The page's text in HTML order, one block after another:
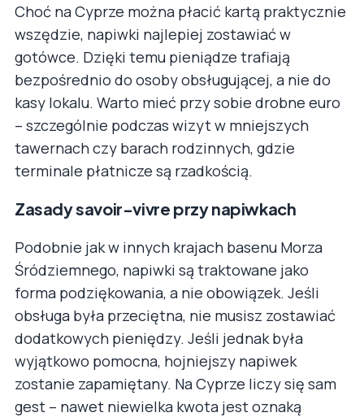
Choć na Cyprze można płacić kartą praktycznie
wszędzie, napiwki najlepiej zostawiać w
gotówce. Dzięki temu pieniądze trafiają
bezpośrednio do osoby obsługującej, a nie do
kasy lokalu. Warto mieć przy sobie drobne euro
– szczególnie podczas wizyt w mniejszych
tawernach czy barach rodzinnych, gdzie
terminale płatnicze są rzadkością.
Zasady savoir-vivre przy napiwkach
Podobnie jak w innych krajach basenu Morza
Śródziemnego, napiwki są traktowane jako
forma podziękowania, a nie obowiązek. Jeśli
obsługa była przeciętna, nie musisz zostawiać
dodatkowych pieniędzy. Jeśli jednak była
wyjątkowo pomocna, hojniejszy napiwek
zostanie zapamiętany. Na Cyprze liczy się sam
gest – nawet niewielka kwota jest oznaką